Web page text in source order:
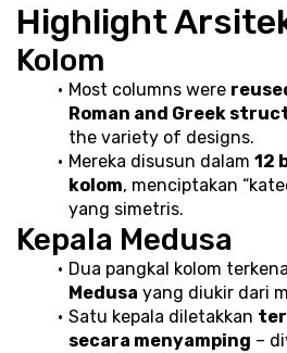
Highlight
Kolom
Most columns were
Roman and Greek
the variety of designs.
Mereka disusun dalam 12
kolom, menciptakan
yang simetris.
Kepala Medusa
Medusa yang diukir dari
Satu kepala diletakkan
secara menyamping –